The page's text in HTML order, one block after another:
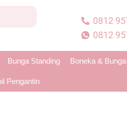
0812
0812
Bunga Standing Boneka & Bunga
Pengantin